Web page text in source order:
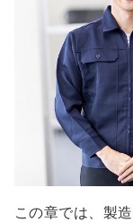
この章では、製